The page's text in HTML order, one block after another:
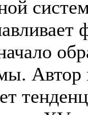
Автор